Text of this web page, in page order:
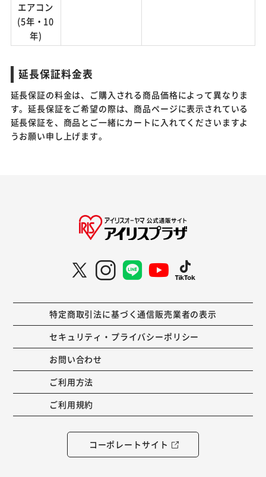
エアコン
(5年・10
年)
延長保証料金表
延長保証の料金は、ご購入される商品価格によって異なりま
す。延長保証をご希望の際は、商品ページに表示されている
延長保証を、商品とご一緒にカートに入れてくださいますよ
うお願い申し上げます。
特定商取引法に基づく通信販売業者の表示
セキュリティ・プライバシーポリシー
お問い合わせ
ご利用方法
ご利用規約
コーポレートサイト